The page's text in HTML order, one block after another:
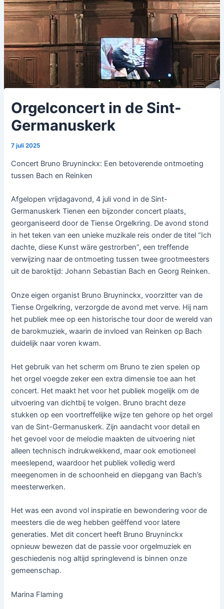
Orgelconcert in de Sint-
Germanuskerk
7 juli 2025
Concert Bruno Bruyninckx: Een betoverende ontmoeting
tussen Bach en Reinken
Afgelopen vrijdagavond, 4 juli vond in de Sint-
Germanuskerk Tienen een bijzonder concert plaats,
georganiseerd door de Tiense Orgelkring. De avond stond
in het teken van een unieke muzikale reis onder de titel “Ich
dachte, diese Kunst wäre gestrorben”, een treffende
verwijzing naar de ontmoeting tussen twee grootmeesters
uit de baroktijd: Johann Sebastian Bach en Georg Reinken.
Onze eigen organist Bruno Bruyninckx, voorzitter van de
Tiense Orgelkring, verzorgde de avond met verve. Hij nam
het publiek mee op een historische tour door de wereld van
de barokmuziek, waarin de invloed van Reinken op Bach
duidelijk naar voren kwam.
Het gebruik van het scherm om Bruno te zien spelen op
het orgel voegde zeker een extra dimensie toe aan het
concert. Het maakt het voor het publiek mogelijk om de
uitvoering van dichtbij te volgen. Bruno bracht deze
stukken op een voortreffelijke wijze ten gehore op het orgel
van de Sint-Germanuskerk. Zijn aandacht voor detail en
het gevoel voor de melodie maakten de uitvoering niet
alleen technisch indrukwekkend, maar ook emotioneel
meeslepend, waardoor het publiek volledig werd
meegenomen in de schoonheid en diepgang van Bach’s
meesterwerken.
Het was een avond vol inspiratie en bewondering voor de
meesters die de weg hebben geëffend voor latere
generaties. Met dit concert heeft Bruno Bruyninckx
opnieuw bewezen dat de passie voor orgelmuziek en
geschiedenis nog altijd springlevend is binnen onze
gemeenschap.
Marina Flaming